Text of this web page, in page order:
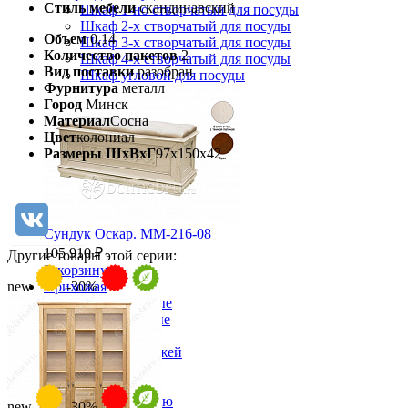
Шкаф 1-но створчатый для посуды
Шкаф 2-х створчатый для посуды
Шкаф 3-х створчатый для посуды
Шкаф 4-х створчатый для посуды
Шкаф угловой для посуды
Сундук Оскар. ММ-216-08
105 910 ₽
В корзину
Прихожая
Вешалки напольные
Вешалки настенные
Газетница
Зеркала для прихожей
Ключницы
Консоли
Наборы в прихожую
Стиль мебели скандинавский
Объем 0,14
Количество пакетов 2
Вид поставки разобран
Фурнитура металл
Город Минск
МатериалСосна
Цветколониал
Размеры ШхВхГ97х150х42
Другие товары этой серии:
new
-30%